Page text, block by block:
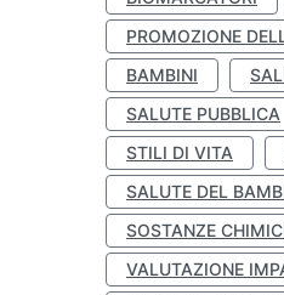
PROMOZIONE
BAMBINI
SALUTE PUBBLICA
STILI DI VITA
SALUTE DEL
SOSTANZE
VALUTAZIONE